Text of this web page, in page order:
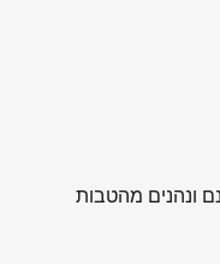
ונהנים מהטבות